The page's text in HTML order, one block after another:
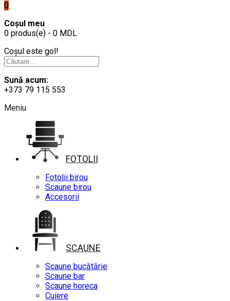
0
Coșul meu
0 produs(e) - 0 MDL
Coșul este gol!
Sună acum:
+373 79 115 553
Meniu
FOTOLII
Fotolii birou
Scaune birou
Accesorii
SCAUNE
Scaune bucătărie
Scaune bar
Scaune horeca
Cuiere